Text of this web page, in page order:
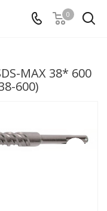
0
MAX 38* 600
600)